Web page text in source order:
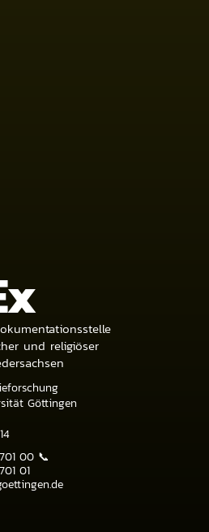
x
und religiöser
Göttingen
00 📞
01